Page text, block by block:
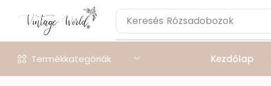
Keresés Rózsadobozok
Termékkategóriák Kezdőlap